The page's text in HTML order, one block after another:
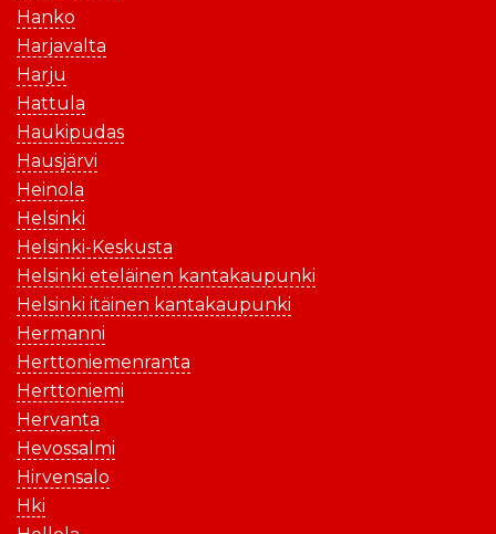
Hanko
Harjavalta
Harju
Hattula
Haukipudas
Hausjärvi
Heinola
Helsinki
Helsinki-Keskusta
Helsinki eteläinen kantakaupunki
Helsinki itäinen kantakaupunki
Hermanni
Herttoniemenranta
Herttoniemi
Hervanta
Hevossalmi
Hirvensalo
Hki